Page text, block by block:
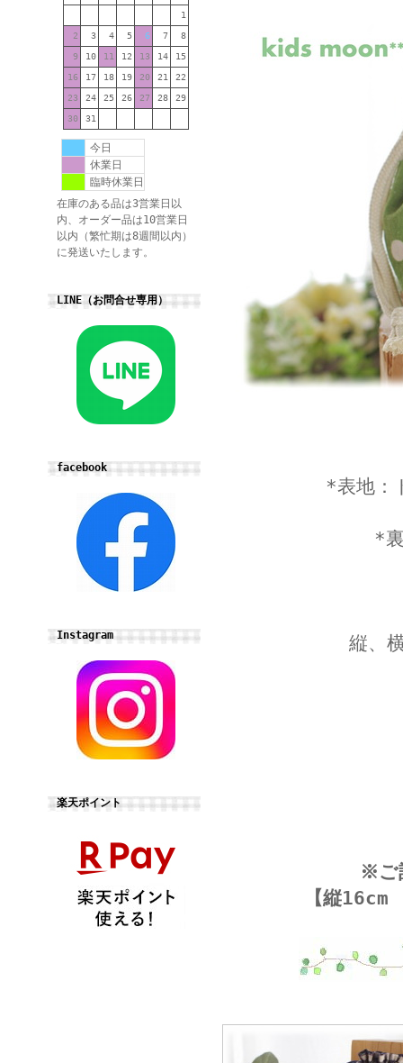
1
2 3 4 5 6 7 8
9 10 11 12 13 14 15
16 17 18 19 20 21 22
23 24 25 26 27 28 29
30 31
今日
休業日
臨時休業日
在庫のある品は3営業日以
内、オーダー品は10営業日
以内（繁忙期は8週間以内）
に発送いたします。
LINE（お問合せ専用）
facebook
Instagram
楽天ポイント
*表地：
*
縦、
※ご
【縦